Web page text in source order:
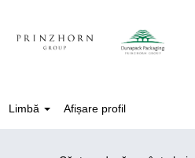
Limbă Afișare profil